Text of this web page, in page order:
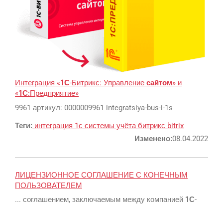
Интеграция «1С-Битрикс: Управление сайтом» и
«1С:Предприятие»
9961 артикул: 0000009961 integratsiya-bus-i-1s
Теги: интеграция 1с системы учёта битрикс bitrix
Изменено:08.04.2022
ЛИЦЕНЗИОННОЕ СОГЛАШЕНИЕ С КОНЕЧНЫМ
ПОЛЬЗОВАТЕЛЕМ
... соглашением, заключаемым между компанией 1С-